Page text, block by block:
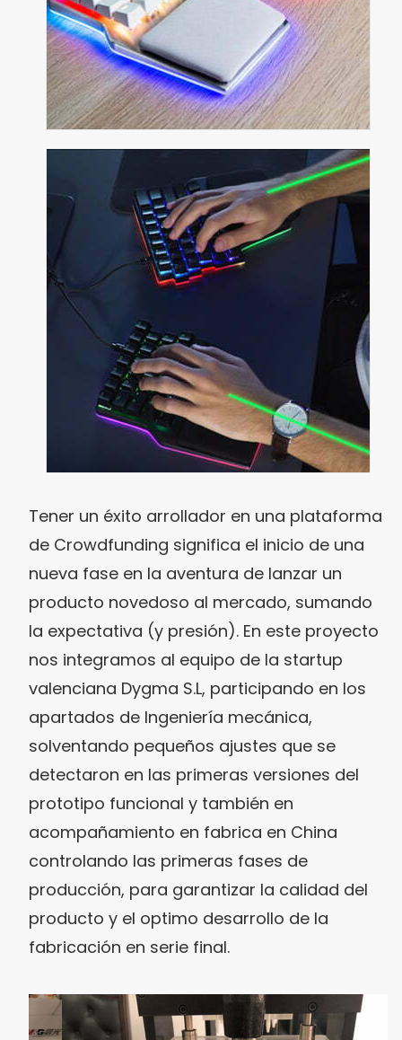
Tener un éxito arrollador en una plataforma
de Crowdfunding significa el inicio de una
nueva fase en la aventura de lanzar un
producto novedoso al mercado, sumando
la expectativa (y presión). En este proyecto
nos integramos al equipo de la startup
valenciana Dygma S.L, participando en los
apartados de Ingeniería mecánica,
solventando pequeños ajustes que se
detectaron en las primeras versiones del
prototipo funcional y también en
acompañamiento en fabrica en China
controlando las primeras fases de
producción, para garantizar la calidad del
producto y el optimo desarrollo de la
fabricación en serie final.